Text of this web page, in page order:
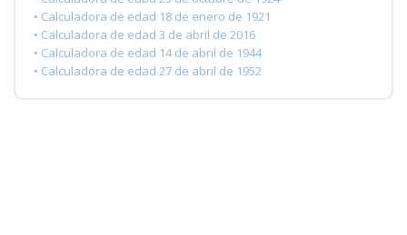
• Calculadora de edad 18 de enero de 1921
• Calculadora de edad 3 de abril de 2016
• Calculadora de edad 14 de abril de 1944
• Calculadora de edad 27 de abril de 1952